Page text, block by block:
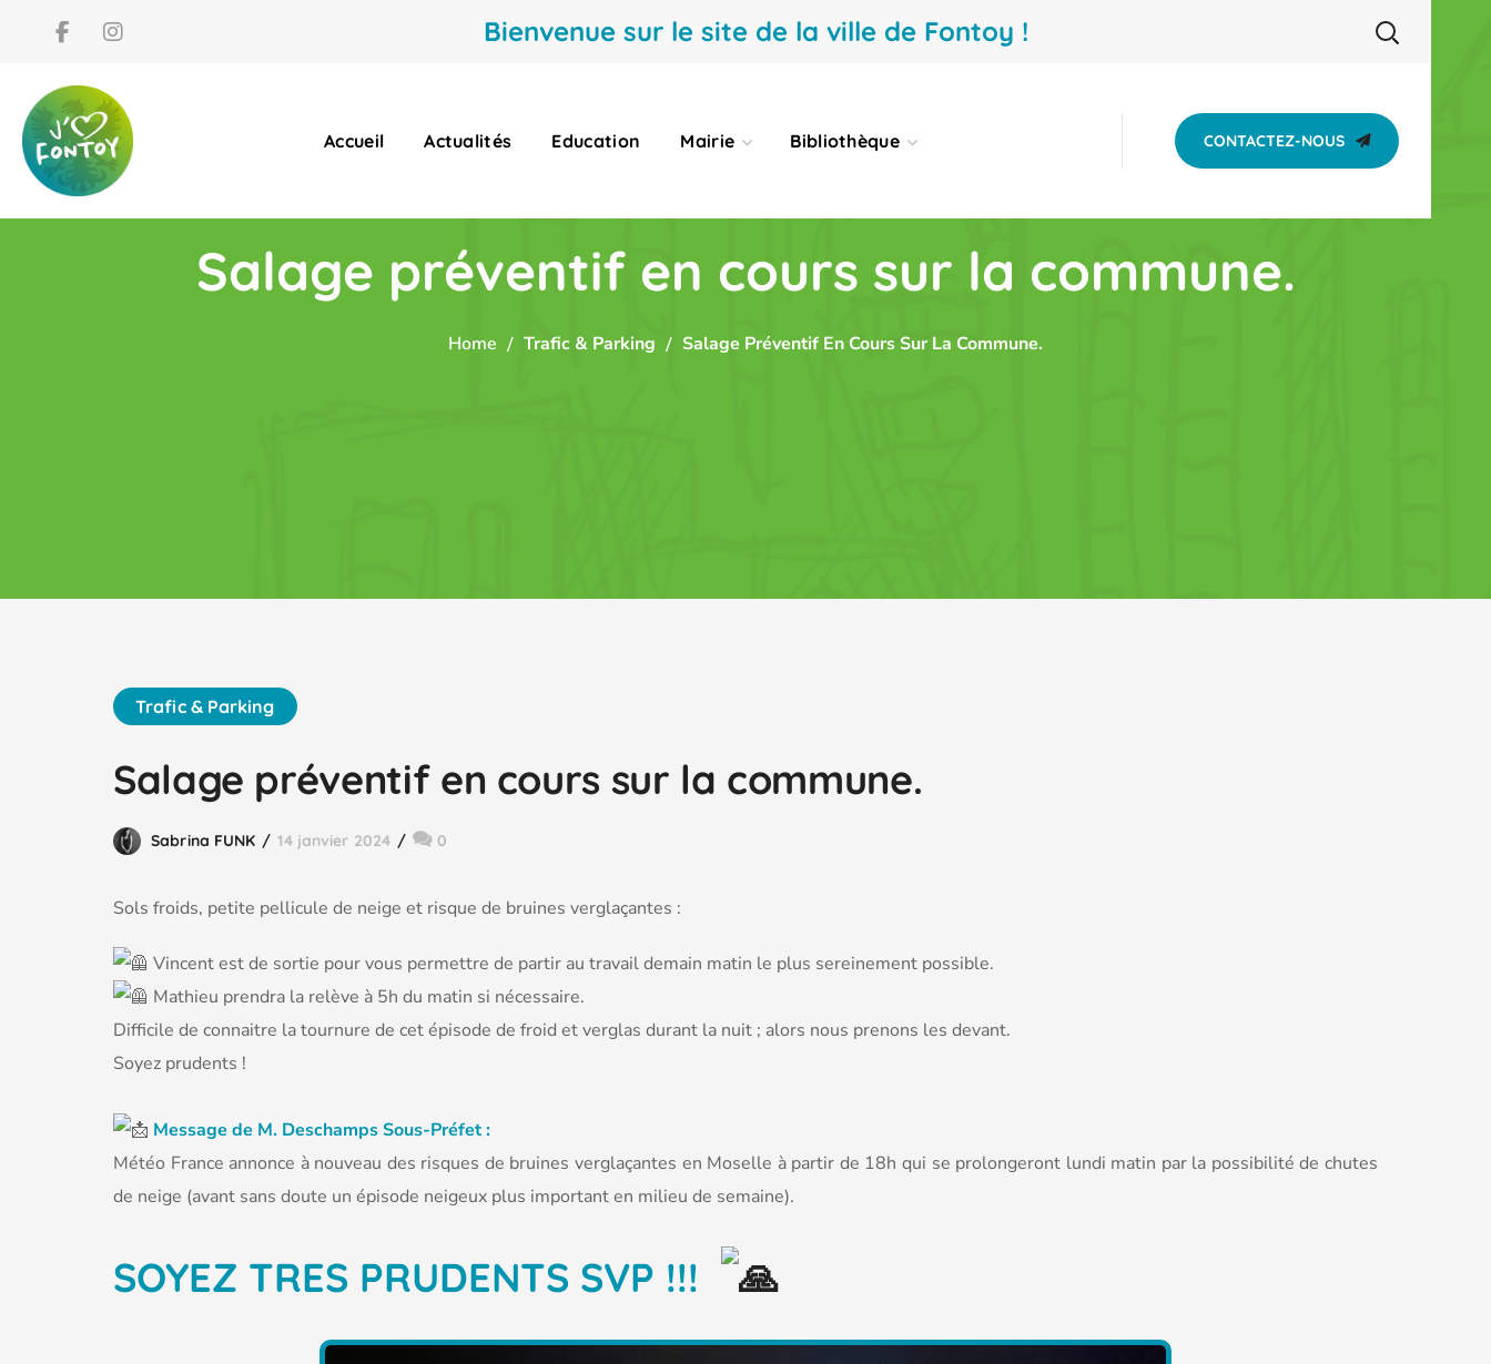
Bienvenue sur le site de la ville de Fontoy !
Accueil Actualités Education Mairie Bibliothèque CONTACTEZ-NOUS
Salage préventif en cours sur la commune.
Home Trafic & Parking Salage Préventif En Cours Sur La Commune.
Trafic & Parking
Salage préventif en cours sur la commune.
Sabrina FUNK 14 janvier 2024 0
Sols froids, petite pellicule de neige et risque de bruines verglaçantes :
Vincent est de sortie pour vous permettre de partir au travail demain matin le plus sereinement possible.
Mathieu prendra la relève à 5h du matin si nécessaire.
Difficile de connaitre la tournure de cet épisode de froid et verglas durant la nuit ; alors nous prenons les devant.
Soyez prudents !
Message de M. Deschamps Sous-Préfet :
Météo France annonce à nouveau des risques de bruines verglaçantes en Moselle à partir de 18h qui se prolongeront lundi matin par la possibilité de chutes
de neige (avant sans doute un épisode neigeux plus important en milieu de semaine).
SOYEZ TRES PRUDENTS SVP !!!